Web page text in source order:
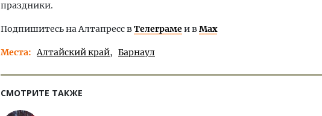
праздники.
Подпишитесь на Алтапресс вТелеграмеи вMax
Места Алтайский край Барнаул
СМОТРИТЕ ТАКЖЕ